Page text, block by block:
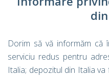
Dorim să vă informăm că
serviciu redus pentru
Italia; depozitul din Italia